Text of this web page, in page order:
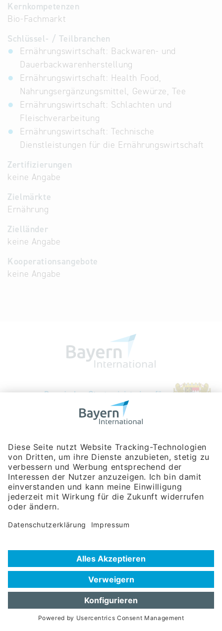
Kernkompetenzen
Bio-Fachmarkt
Schlüssel- / Teilbranchen
Ernährungswirtschaft: Backwaren- und
Dauerbackwarenherstellung
Ernährungswirtschaft: Health Food,
Nahrungsergänzungsmittel, Gewürze, Tee
Ernährungswirtschaft: Schlachten und
Fleischverarbeitung
Ernährungswirtschaft: Technische
Dienstleistungen für die Ernährungswirtschaft
Zertifizierungen
keine Angabe
Zielmärkte
Ernährung
Zielländer
keine Angabe
Kooperationsangebote
keine Angabe
Bayerische Gesellschaft für Internationale
Rosenheimer Str. 143C
81671 München
Tel:+49 180 5949260
(Festnetz 14 ct/min, Mobil max. 42 ct/min)
Hotline
Datenschutzerklärung
Nutzungsbedingungen
Häufig gestellte Fragen (FAQ)